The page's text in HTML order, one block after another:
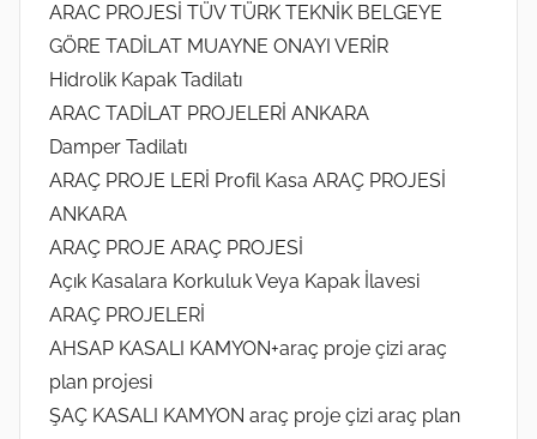
ARAC PROJESİ TÜV TÜRK TEKNİK BELGEYE
GÖRE TADİLAT MUAYNE ONAYI VERİR
Hidrolik Kapak Tadilatı
ARAC TADİLAT PROJELERİ ANKARA
Damper Tadilatı
ARAÇ PROJE LERİ Profil Kasa ARAÇ PROJESİ
ANKARA
ARAÇ PROJE ARAÇ PROJESİ
Açık Kasalara Korkuluk Veya Kapak İlavesi
ARAÇ PROJELERİ
AHSAP KASALI KAMYON+araç proje çizi araç
plan projesi
ŞAÇ KASALI KAMYON araç proje çizi araç plan